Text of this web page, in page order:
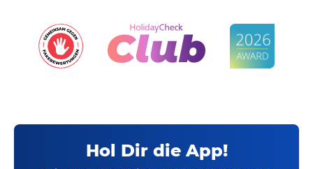
Hol Dir die App!